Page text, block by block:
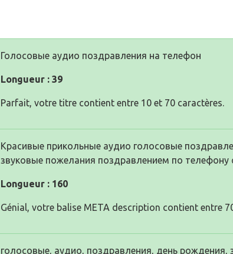
Голосовые аудио поздравления на телефон
Longueur : 39
Parfait, votre titre contient entre 10 et 70 caractères.
Красивые прикольные аудио голосовые
звуковые пожелания поздравлением по
Longueur : 160
Génial, votre balise META description contient entre
голосовые, аудио, поздравления, день рождения,